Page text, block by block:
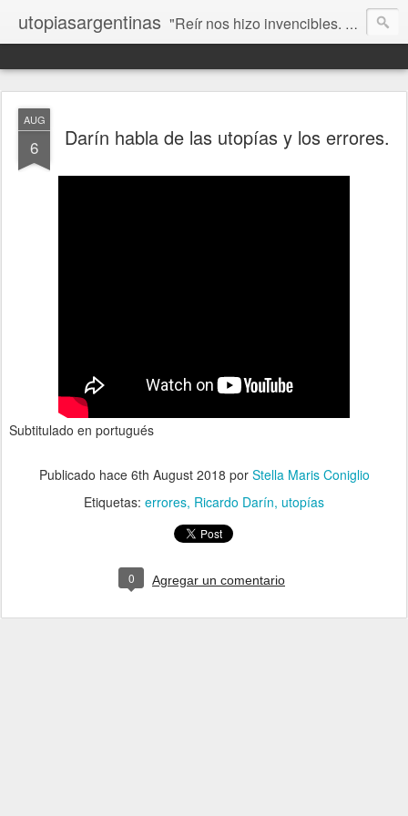
utopiasargentinas "Reír nos hizo invencibles. No como los que siempre ganan, sino como aquellos que no se rinden”. Frida Kahlo
AUG
6 Darín habla de las utopías y los errores.
Subtitulado en portugués
Publicado hace 6th August 2018 por Stella Maris Coniglio
Etiquetas: errores Ricardo Darín utopías
0 Agregar un comentario